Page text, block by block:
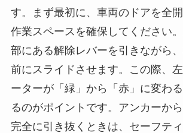
す。まず最初に、車両のドアを全
作業スペースを確保してください
部にある解除レバーを引きながら
前にスライドさせます。この際、
ーターが「緑」から「赤」に変わ
るのがポイントです。アンカーか
完全に引き抜くときは、セーフテ